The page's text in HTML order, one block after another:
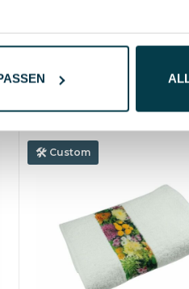
d
€ 2,17 vanaf excl. btw
Custom